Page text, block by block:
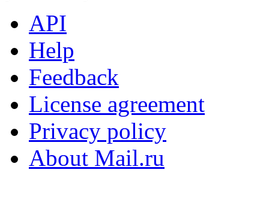
API
Help
Feedback
License agreement
Privacy policy
About Mail.ru